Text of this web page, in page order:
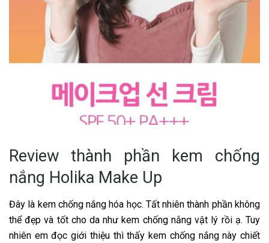
Review thành phần kem chống
nắng Holika Make Up
Đây là kem chống nắng hóa học. Tất nhiên thành phần không
thể đẹp và tốt cho da như kem chống nắng vật lý rồi ạ. Tuy
nhiên em đọc giới thiệu thì thấy kem chống nắng này chiết